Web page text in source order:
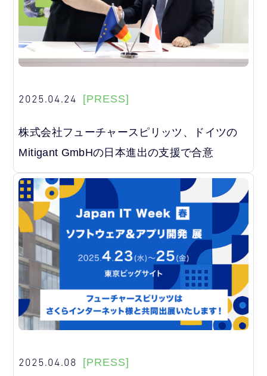
2025.04.24 [PRESS]
株式会社フューチャースピリッツ、ドイツの
Mitigant GmbHの日本進出の支援で合意
2025.04.08 [PRESS]